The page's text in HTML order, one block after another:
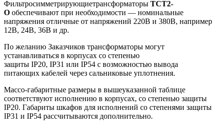
Фильтросимметрирующиетрансформаторы ТСТ2-
О обеспечивают при необходимости — номинальные
напряжения отличные от напряжений 220В и 380В, например
12В, 24В, 36В и др.
По желанию Заказчиков трансформаторы могут
устанавливаться в корпусах со степенью
защиты IP20, IP31 или IP54 с возможностью вывода
питающих кабелей через сальниковые уплотнения.
Массо-габаритные размеры в вышеуказанной таблице
соответствуют исполнению в корпусах, со степенью защиты
IP20. Габариты шкафов для исполнений со степенями защиты
IP31 и IP54 рассчитываются дополнительно.